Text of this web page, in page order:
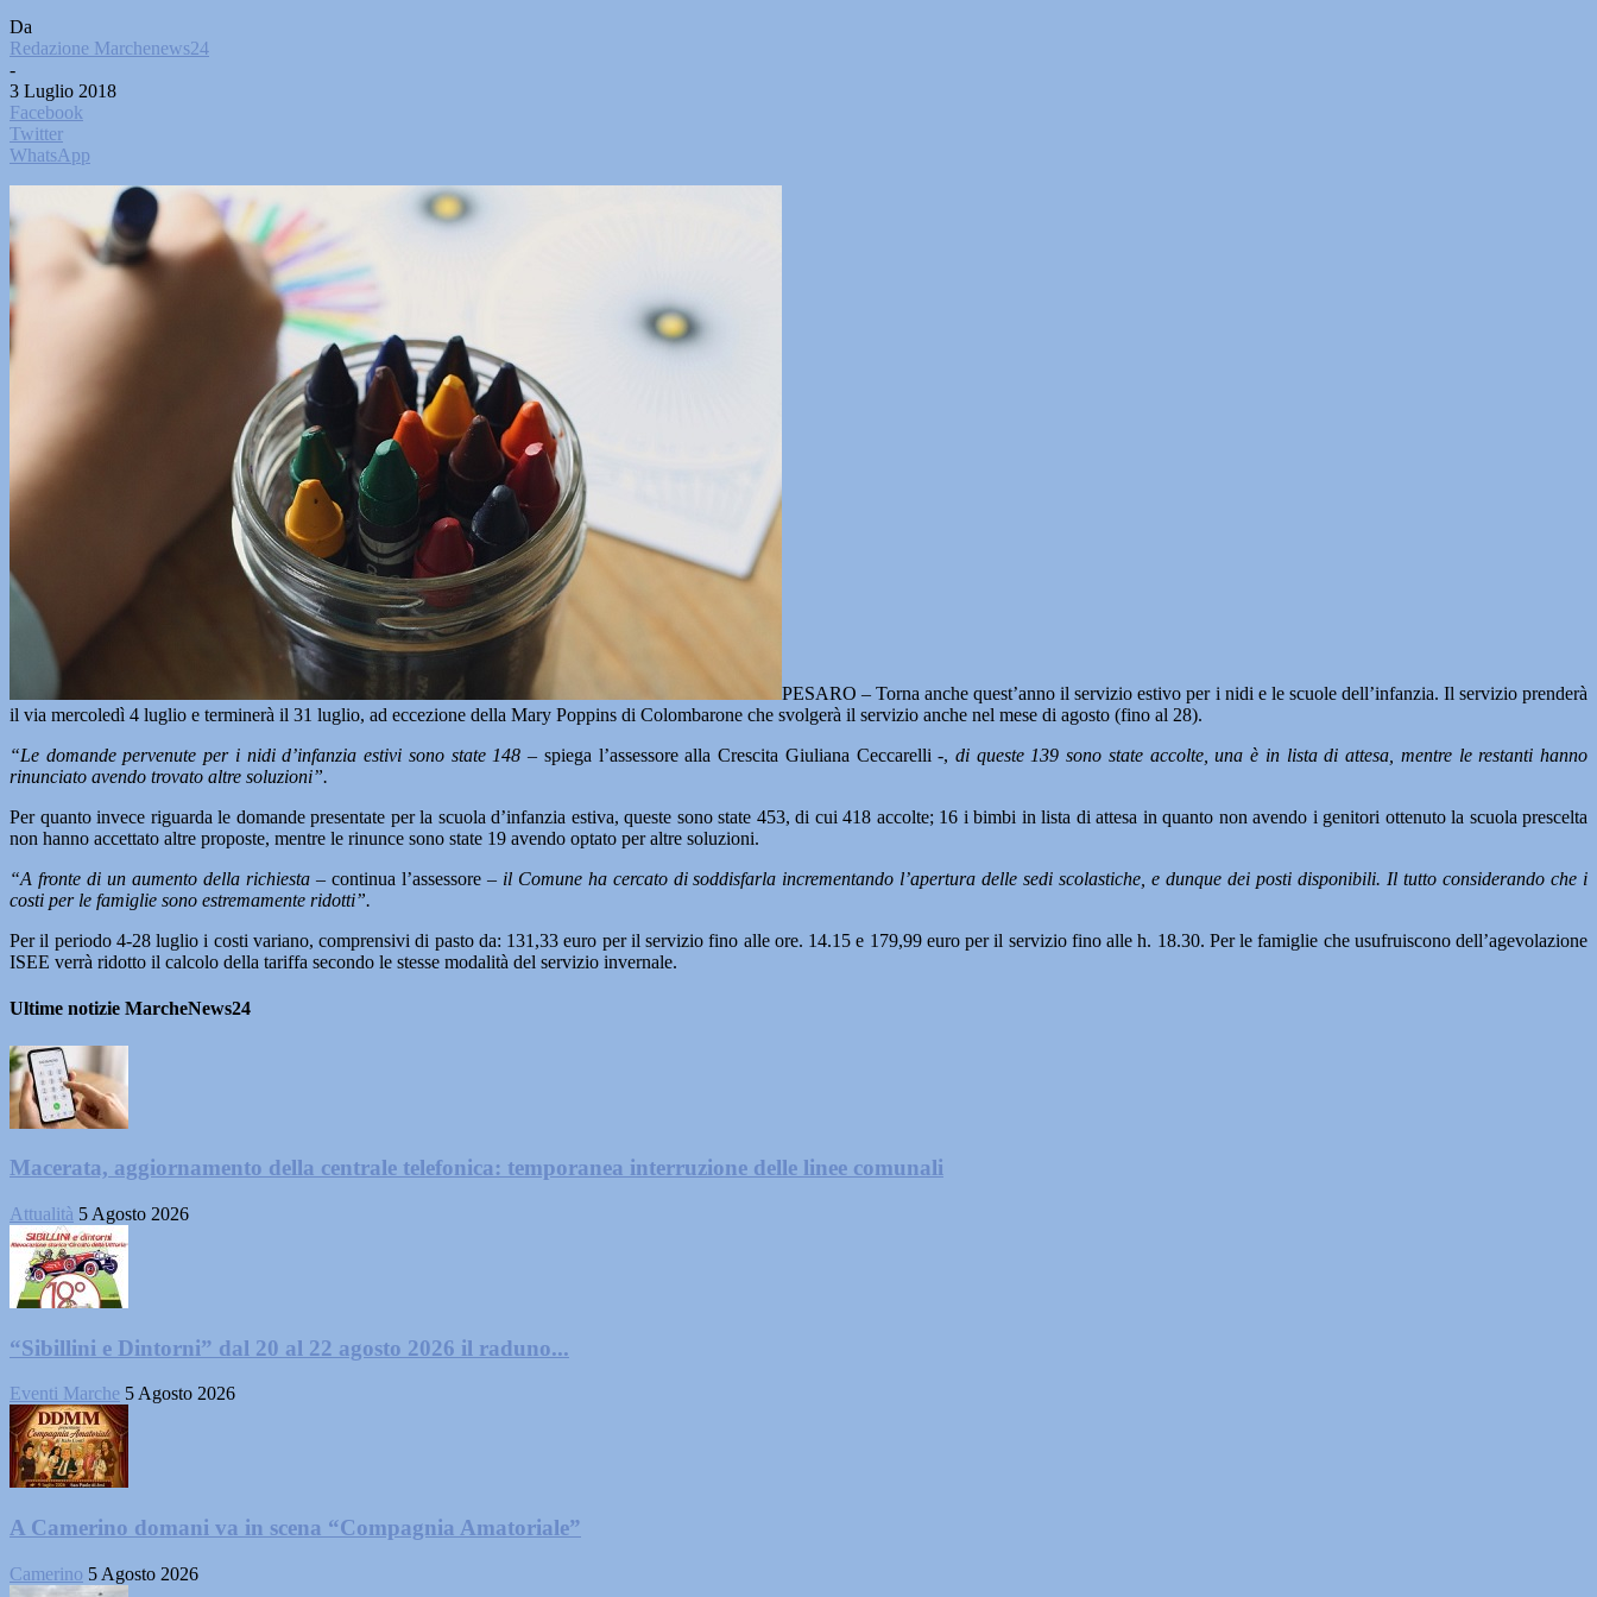
Da
Redazione Marchenews24
-
3 Luglio 2018
Facebook
Twitter
WhatsApp
PESARO – Torna anche quest’anno il servizio estivo per i nidi e le scuole dell’infanzia. Il servizio prenderà
il via mercoledì 4 luglio e terminerà il 31 luglio, ad eccezione della Mary Poppins di Colombarone che svolgerà il servizio anche nel mese di agosto (fino al 28).
“Le domande pervenute per i nidi d’infanzia estivi sono state 148 – spiega l’assessore alla Crescita Giuliana Ceccarelli -, di queste 139 sono state accolte, una è in lista di attesa, mentre le restanti hanno
rinunciato avendo trovato altre soluzioni”.
Per quanto invece riguarda le domande presentate per la scuola d’infanzia estiva, queste sono state 453, di cui 418 accolte; 16 i bimbi in lista di attesa in quanto non avendo i genitori ottenuto la scuola prescelta
non hanno accettato altre proposte, mentre le rinunce sono state 19 avendo optato per altre soluzioni.
“A fronte di un aumento della richiesta – continua l’assessore – il Comune ha cercato di soddisfarla incrementando l’apertura delle sedi scolastiche, e dunque dei posti disponibili. Il tutto considerando che i
costi per le famiglie sono estremamente ridotti”.
Per il periodo 4-28 luglio i costi variano, comprensivi di pasto da: 131,33 euro per il servizio fino alle ore. 14.15 e 179,99 euro per il servizio fino alle h. 18.30. Per le famiglie che usufruiscono dell’agevolazione
ISEE verrà ridotto il calcolo della tariffa secondo le stesse modalità del servizio invernale.
Ultime notizie MarcheNews24
Macerata, aggiornamento della centrale telefonica: temporanea interruzione delle linee comunali
Attualità 5 Agosto 2026
“Sibillini e Dintorni” dal 20 al 22 agosto 2026 il raduno...
Eventi Marche 5 Agosto 2026
A Camerino domani va in scena “Compagnia Amatoriale”
Camerino 5 Agosto 2026